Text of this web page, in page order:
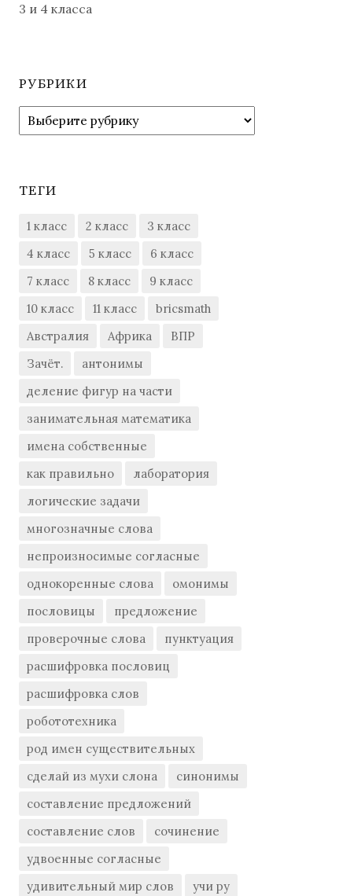
3 и 4 класса
РУБРИКИ
Рубрики
ТЕГИ
1 класс 2 класс
3 класс
4 класс
5 класс
6 класс
7 класс
8 класс
9 класс
10 класс
11 класс
bricsmath
Австралия
Африка
ВПР
Зачёт.
антонимы
деление фигур на части
занимательная математика
имена собственные
как правильно
лаборатория
логические задачи
многозначные слова
непроизносимые согласные
однокоренные слова
омонимы
пословицы
предложение
проверочные слова
пунктуация
расшифровка пословиц
расшифровка слов
робототехника
род имен существительных
сделай из мухи слона
синонимы
составление предложений
составление слов
сочинение
удвоенные согласные
удивительный мир слов
учи ру